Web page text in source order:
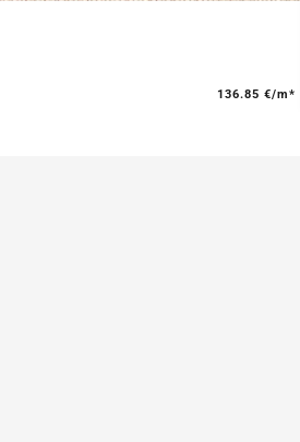
136.85 €/m*